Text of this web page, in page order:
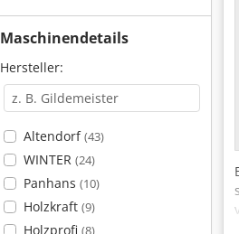
Maschinendetails
Hersteller:
Altendorf(43)
WINTER (24)
Panhans (10)
Holzkraft (9)
Holzprofi (8)